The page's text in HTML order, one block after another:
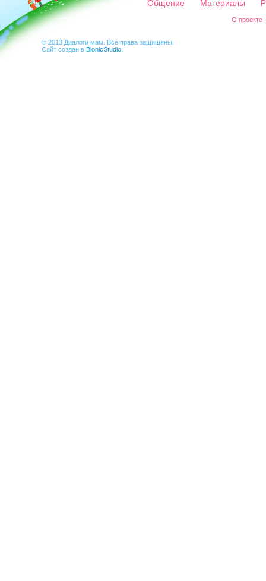
Общение Материалы
О проекте
© 2013 Диалоги мам. Все права защищены.
Сайт создан в BionicStudio